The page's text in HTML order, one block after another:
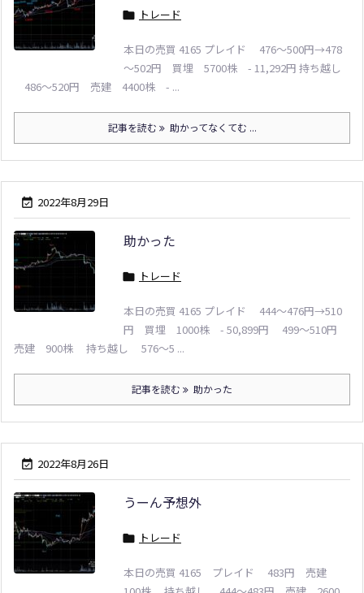
 トレード
本日の売買 4165 プレイド 476～500円→478
～502円 買埋 5700株 - 11,292円 持ち越し
486～520円 売建 4400株 - ...
記事を読む 助かってなくてむ ...
 2022年8月29日
助かった
 トレード
本日の売買 4165 プレイド 444～476円→510
円 買埋 1000株 - 50,899円 499～510円
売建 900株 持ち越し 576～5 ...
記事を読む 助かった
 2022年8月26日
うーん予想外
 トレード
本日の売買 4165 プレイド 483円 売建